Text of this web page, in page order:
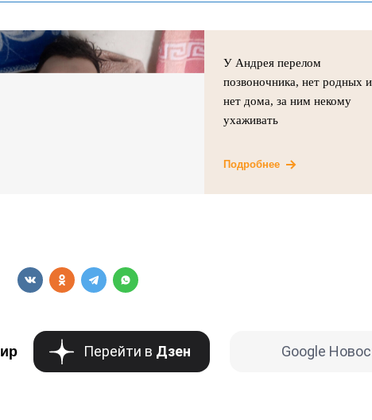
У Андрея перелом
позвоночника, нет родных и
нет дома, за ним некому
ухаживать
Подробнее
Перейти в Дзен Google